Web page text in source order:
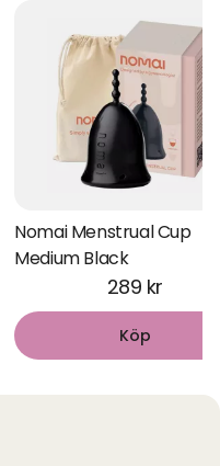
Nomai Menstrual Cup
Medium Black
289 kr
Köp